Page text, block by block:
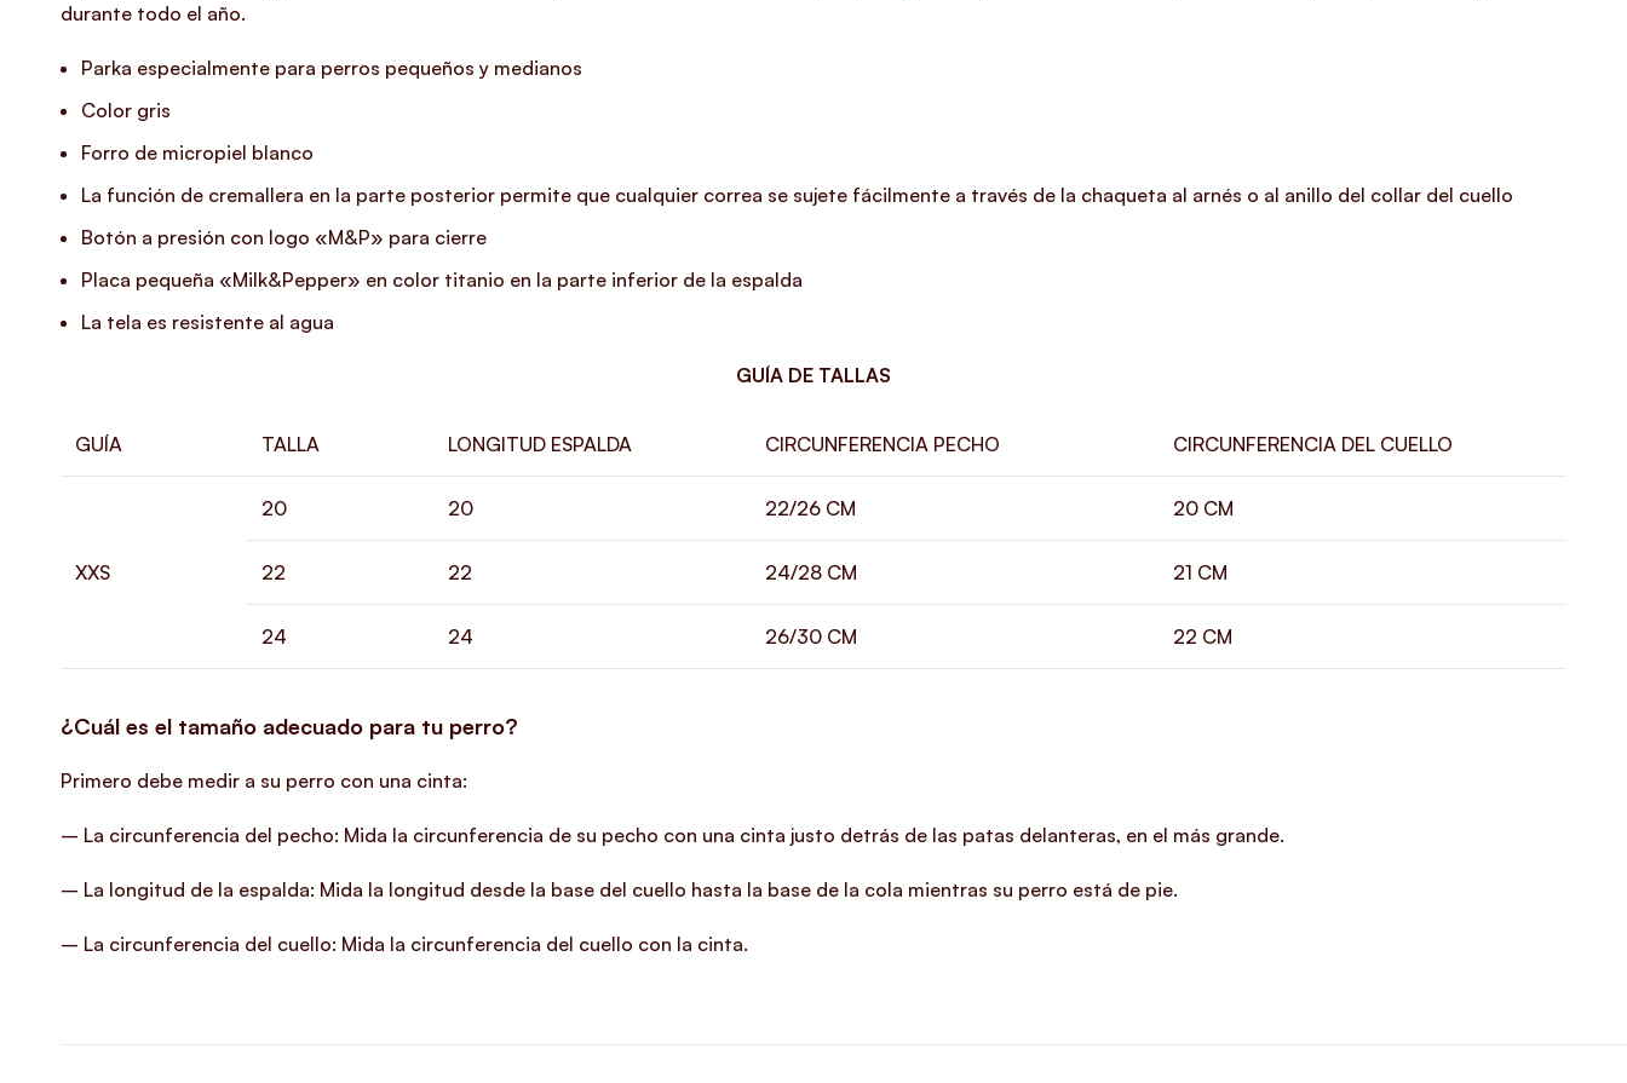
durante todo el año.
Parka especialmente para perros pequeños y medianos
Color gris
Forro de micropiel blanco
La función de cremallera en la parte posterior permite que cualquier correa se sujete fácilmente a través de la chaqueta al arnés o al anillo del collar del cuello
Botón a presión con logo «M&P» para cierre
Placa pequeña «Milk&Pepper» en color titanio en la parte inferior de la espalda
La tela es resistente al agua
GUÍA DE TALLAS
GUÍA TALLA LONGITUD ESPALDA CIRCUNFERENCIA PECHO CIRCUNFERENCIA DEL CUELLO
XXS
20 20 22/26 CM 20 CM
22 22 24/28 CM 21 CM
24 24 26/30 CM 22 CM
¿Cuál es el tamaño adecuado para tu perro?
Primero debe medir a su perro con una cinta:
– La circunferencia del pecho: Mida la circunferencia de su pecho con una cinta justo detrás de las patas delanteras, en el más grande.
– La longitud de la espalda: Mida la longitud desde la base del cuello hasta la base de la cola mientras su perro está de pie.
– La circunferencia del cuello: Mida la circunferencia del cuello con la cinta.